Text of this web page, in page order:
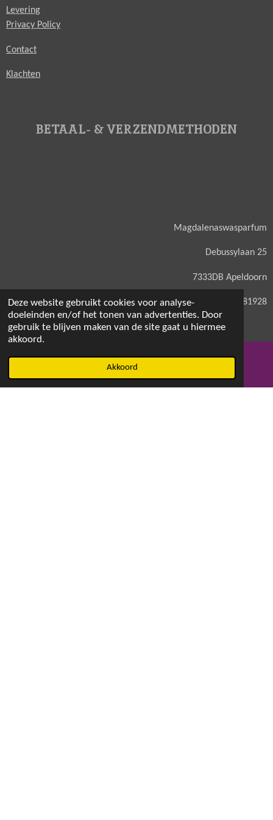
Deze website gebruikt cookies voor analyse-
doeleinden en/of het tonen van advertenties. Door
gebruik te blijven maken van de site gaat u hiermee
akkoord.
Akkoord
Levering
Privacy Policy
Contact
Klachten
BETAAL- & VERZENDMETHODEN
Magdalenaswasparfum
Debussylaan 25
7333DB Apeldoorn
KVK: 71581928
© 2021 - 2026 Magdalenaswasparfum